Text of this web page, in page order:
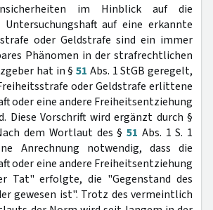
im Hinblick auf die
Untersuchungshaft auf eine erkannte
oder Geldstrafe sind ein immer
Phänomen in der strafrechtlichen
hat in §51 Abs. 1 StGB geregelt,
oder Geldstrafe erlittene
oder eine andere Freiheitsentziehung
Diese Vorschrift wird ergänzt durch §
dem Wortlaut des §51 Abs. 1 S. 1
Anrechnung notwendig, dass die
oder eine andere Freiheitsentziehung
Tat" erfolgte, die "Gegenstand des
gewesen ist". Trotz des vermeintlich